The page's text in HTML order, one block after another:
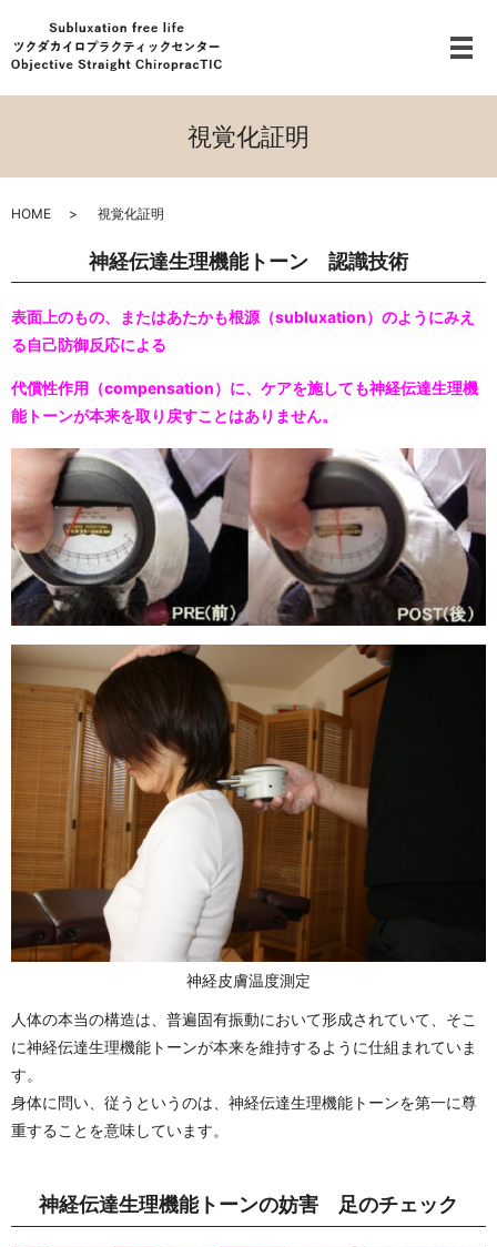
メ
視覚化証明
HOME 視覚化証明
神経伝達生理機能トーン 認識技術
表面上のもの、またはあたかも根源（subluxation）のようにみえ
る自己防御反応による
代償性作用（compensation）に、ケアを施しても神経伝達生理機
能トーンが本来を取り戻すことはありません。
神経皮膚温度測定
人体の本当の構造は、普遍固有振動において形成されていて、そこ
に神経伝達生理機能トーンが本来を維持するように仕組まれていま
す。
身体に問い、従うというのは、神経伝達生理機能トーンを第一に尊
重することを意味しています。
神経伝達生理機能トーンの妨害 足のチェック